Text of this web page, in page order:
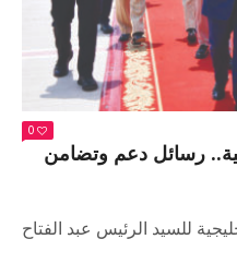
0
رسائل دعم وتضامن
للسيد الرئيس عبد الفتاح